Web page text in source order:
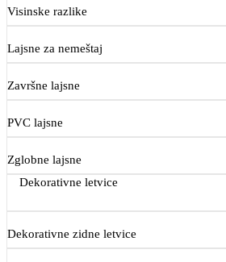
Visinske razlike
Lajsne za nemeštaj
Završne lajsne
PVC lajsne
Zglobne lajsne
Dekorativne letvice
Dekorativne zidne letvice